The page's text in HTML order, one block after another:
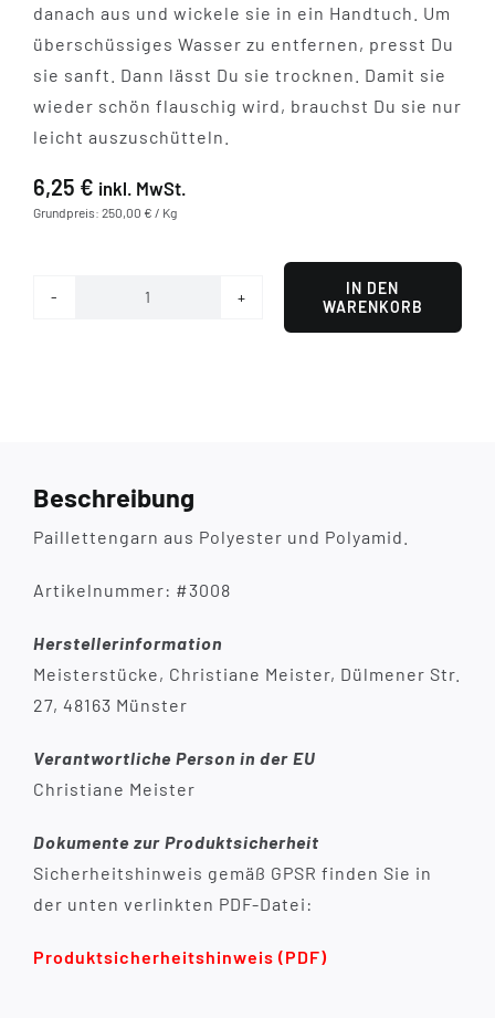
danach aus und wickele sie in ein Handtuch. Um
überschüssiges Wasser zu entfernen, presst Du
sie sanft. Dann lässt Du sie trocknen. Damit sie
wieder schön flauschig wird, brauchst Du sie nur
leicht auszuschütteln.
6,25 € inkl. MwSt.
Grundpreis: 250,00 € / Kg
IN DEN
WARENKORB
Beschreibung
Paillettengarn aus Polyester und Polyamid.
Artikelnummer: #3008
Herstellerinformation
Meisterstücke, Christiane Meister, Dülmener Str.
27, 48163 Münster
Verantwortliche Person in der EU
Christiane Meister
Dokumente zur Produktsicherheit
Sicherheitshinweis gemäß GPSR finden Sie in
der unten verlinkten PDF-Datei:
Produktsicherheitshinweis (PDF)